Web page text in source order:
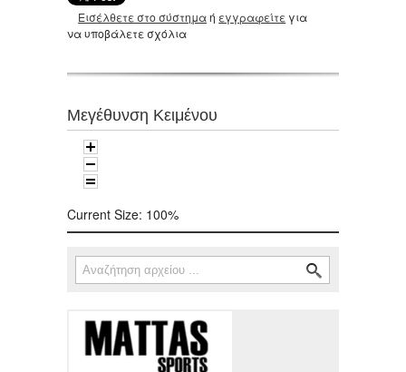
Εισέλθετε στο σύστημαή εγγραφείτε για
να υποβάλετε σχόλια
Μεγέθυνση Κειμένου
Current Size: 100%
Φόρμα αναζήτησης
Αναζήτηση